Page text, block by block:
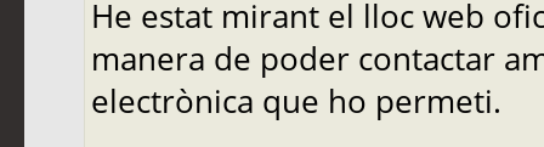
He estat mirant el lloc web
manera de poder contactar
electrònica que ho permeti.